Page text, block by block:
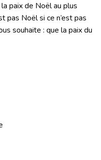
paix de Noël au plus
pas Noël si ce n’est pas
souhaite : que la paix du